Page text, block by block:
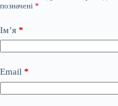
позначені *
Ім’я *
Email *